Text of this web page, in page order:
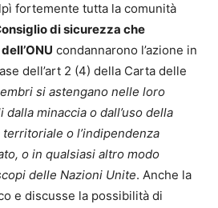
fortemente tutta la comunità
di sicurezza che
condannarono l’azione in
dell’art 2 (4) della Carta delle
si astengano nelle loro
minaccia o dall’uso della
o l’indipendenza
o in qualsiasi altro modo
delle Nazioni Unite. Anche la
e discusse la possibilità di